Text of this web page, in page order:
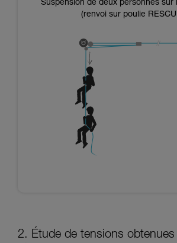
Suspension de deux personnes sur
(renvoi sur poulie
2. Étude de tensions